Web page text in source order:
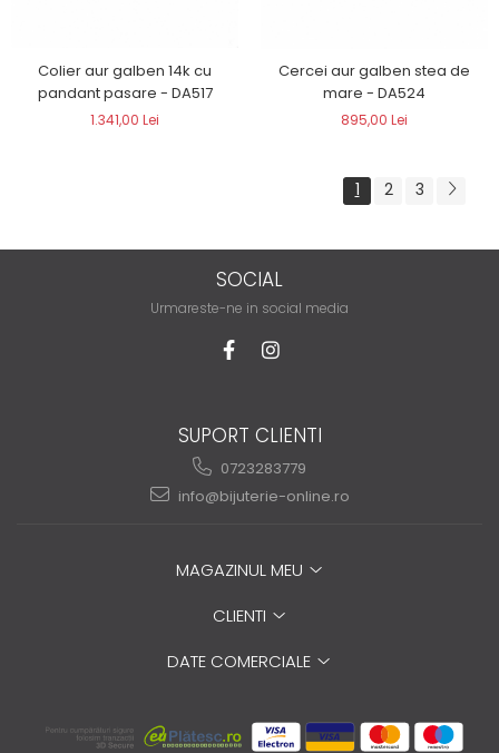
Colier aur galben 14k cu
pandant pasare - DA517
1.341,00 Lei
Cercei aur galben stea de
mare - DA524
895,00 Lei
1 2 3
SOCIAL
Urmareste-ne in social media
SUPORT CLIENTI
0723283779
info@bijuterie-online.ro
MAGAZINUL MEU
CLIENTI
DATE COMERCIALE